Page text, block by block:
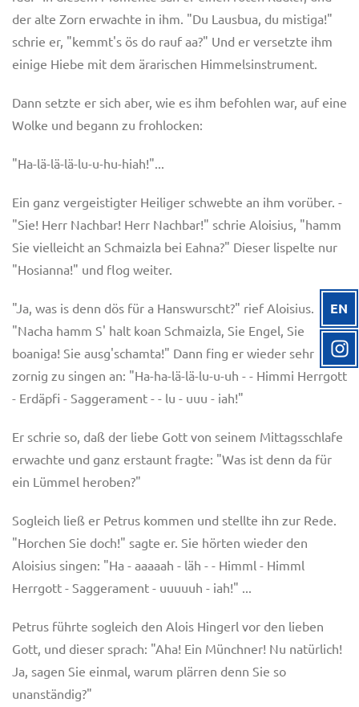
EN
der alte Zorn erwachte in ihm. "Du Lausbua, du mistiga!"
schrie er, "kemmt's ös do rauf aa?" Und er versetzte ihm
einige Hiebe mit dem ärarischen Himmelsinstrument.
Dann setzte er sich aber, wie es ihm befohlen war, auf eine
Wolke und begann zu frohlocken:
"Ha-lä-lä-lä-lu-u-hu-hiah!"...
Ein ganz vergeistigter Heiliger schwebte an ihm vorüber. -
"Sie! Herr Nachbar! Herr Nachbar!" schrie Aloisius, "hamm
Sie vielleicht an Schmaizla bei Eahna?" Dieser lispelte nur
"Hosianna!" und flog weiter.
"Ja, was is denn dös für a Hanswurscht?" rief Aloisius.
"Nacha hamm S' halt koan Schmaizla, Sie Engel, Sie
boaniga! Sie ausg'schamta!" Dann fing er wieder sehr
zornig zu singen an: "Ha-ha-lä-lä-lu-u-uh - - Himmi Herrgott
- Erdäpfi - Saggerament - - lu - uuu - iah!"
Er schrie so, daß der liebe Gott von seinem Mittagsschlafe
erwachte und ganz erstaunt fragte: "Was ist denn da für
ein Lümmel heroben?"
Sogleich ließ er Petrus kommen und stellte ihn zur Rede.
"Horchen Sie doch!" sagte er. Sie hörten wieder den
Aloisius singen: "Ha - aaaaah - läh - - Himml - Himml
Herrgott - Saggerament - uuuuuh - iah!" ...
Petrus führte sogleich den Alois Hingerl vor den lieben
Gott, und dieser sprach: "Aha! Ein Münchner! Nu natürlich!
Ja, sagen Sie einmal, warum plärren denn Sie so
unanständig?"